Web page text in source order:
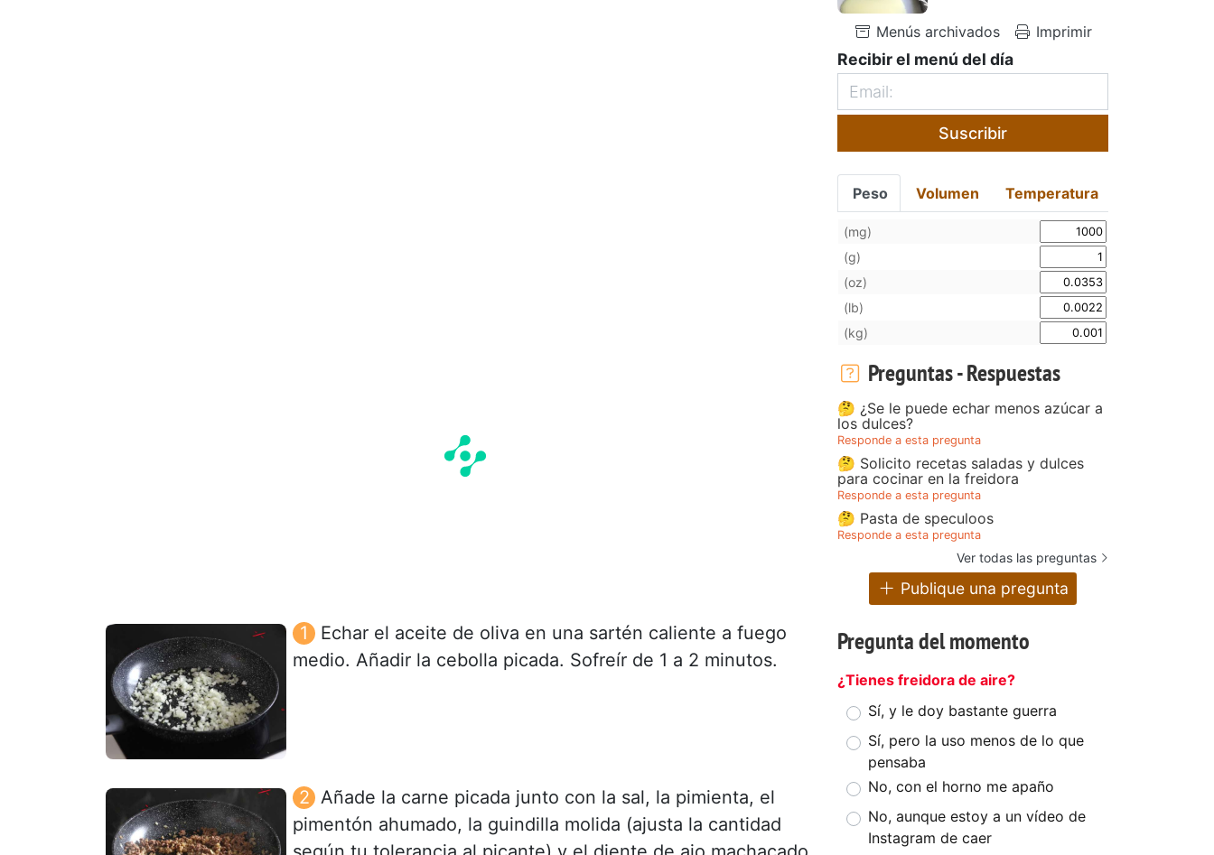
Echar el aceite de oliva en una sartén caliente a fuego
medio. Añadir la cebolla picada. Sofreír de 1 a 2 minutos.
Añade la carne picada junto con la sal, la pimienta, el
pimentón ahumado, la guindilla molida (ajusta la cantidad
Menús archivados Imprimir
Recibir el menú del día
Suscribir
Peso Volumen Temperatura
(mg)
(g)
(oz)
(lb)
(kg)
Preguntas - Respuestas
🤔 ¿Se le puede echar menos azúcar a
los dulces?
Responde a esta pregunta
🤔 Solicito recetas saladas y dulces
para cocinar en la freidora
Responde a esta pregunta
🤔 Pasta de speculoos
Responde a esta pregunta
Ver todas las preguntas
Publique una pregunta
Pregunta del momento
¿Tienes freidora de aire?
Sí, y le doy bastante guerra
Sí, pero la uso menos de lo que
pensaba
No, con el horno me apaño
No, aunque estoy a un vídeo de
Instagram de caer